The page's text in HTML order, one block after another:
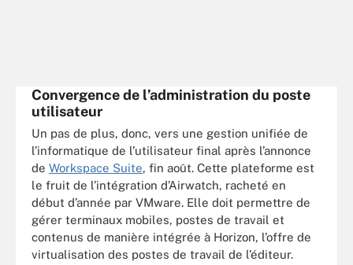
Convergence de l’administration du poste
utilisateur
Un pas de plus, donc, vers une gestion unifiée de
l’informatique de l’utilisateur final après l’annonce
de Workspace Suite, fin août. Cette plateforme est
le fruit de l’intégration d’Airwatch, racheté en
début d’année par VMware. Elle doit permettre de
gérer terminaux mobiles, postes de travail et
contenus de manière intégrée à Horizon, l’offre de
virtualisation des postes de travail de l’éditeur.